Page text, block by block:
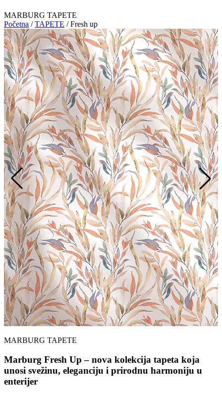
MARBURG TAPETE
Početna / TAPETE / Fresh up
MARBURG TAPETE
Marburg Fresh Up – nova kolekcija tapeta koja
unosi svežinu, eleganciju i prirodnu harmoniju u
enterijer